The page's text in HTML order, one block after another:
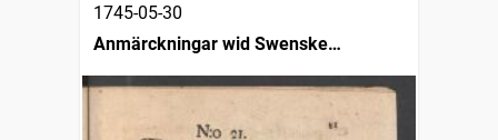
1745-05-30
Anmärckningar wid Swenske
posttidningarne